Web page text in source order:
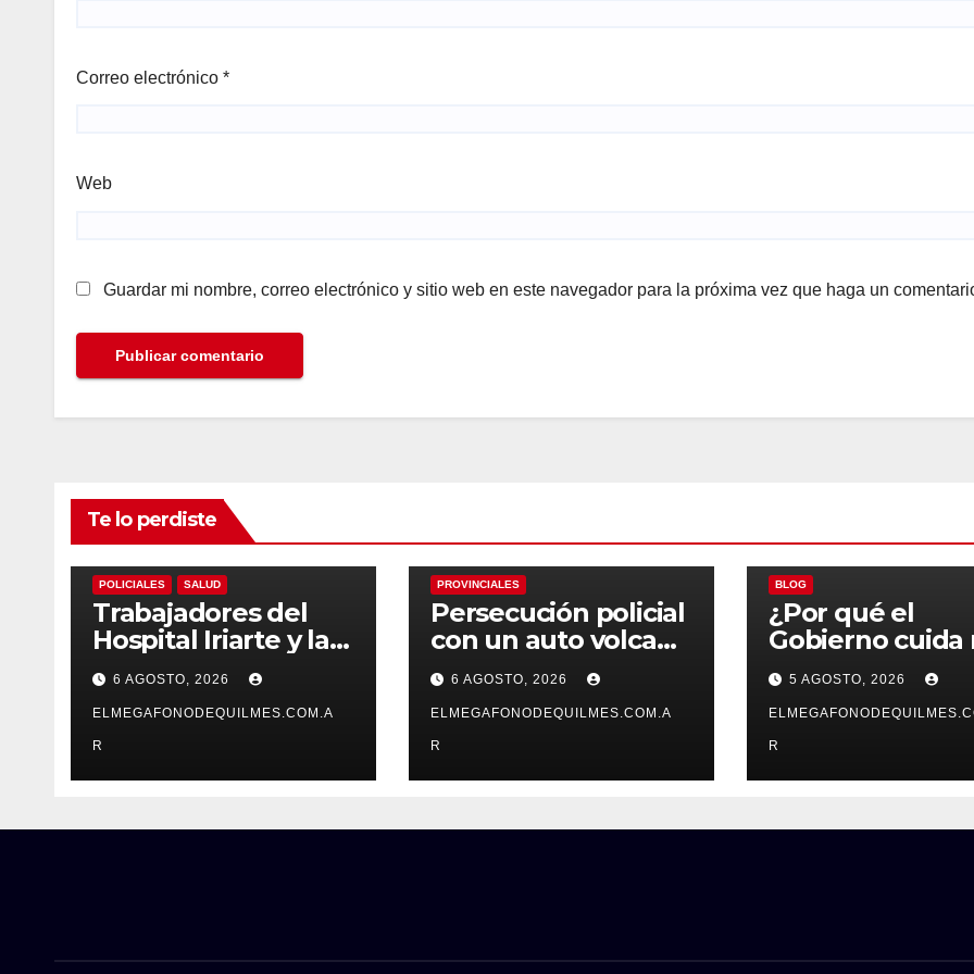
Correo electrónico *
Web
Guardar mi nombre, correo electrónico y sitio web en este navegador para la próxima vez que haga un
Te lo perdiste
POLICIALES SALUD
Trabajadores del
Hospital Iriarte y la
UPA 17 reclaman el
pase a planta de
becarios y mejoras
laborales
6 AGOSTO, 2026
ELMEGAFONODEQUILMES.COM.A
R
PROVINCIALES
Persecución policial
con un auto volcado
y delincuentes
detenidos en San
Francisco Solano
6 AGOSTO, 2026
ELMEGAFONODEQUILMES.COM.A
R
BLOG
¿Por qué el
Gobierno cuida
las tierras
extranjerizadas
el patrimonio
todos los
argentinos?
5 AGOSTO, 2026
R